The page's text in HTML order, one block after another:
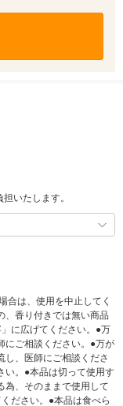
いたします。
合は、使用を中止してく
、香り付きでは無い商品
に広げてください。●万
にご相談ください。●万が
し、医師にご相談くださ
い。●本品は切って使用す
為、そのままで使用して
ださい。●本品は食べら